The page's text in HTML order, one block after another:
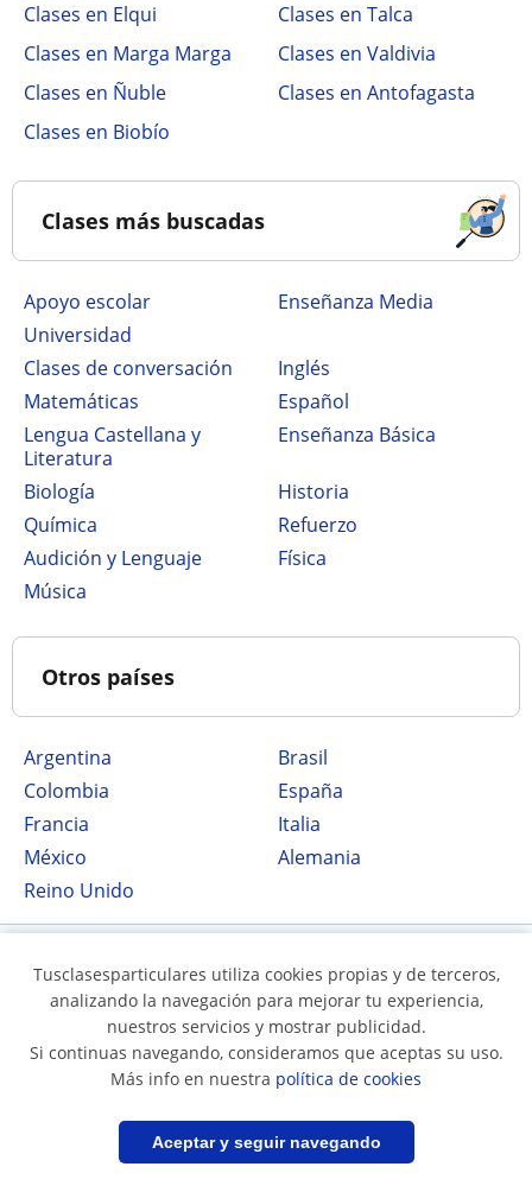
Guardar búsqueda
Clases en Elqui
Clases en Talca
Clases en Marga Marga
Clases en Valdivia
Clases en Ñuble
Clases en Antofagasta
Clases en Biobío
Clases más buscadas
Apoyo escolar
Enseñanza Media
Universidad
Clases de conversación
Inglés
Matemáticas
Español
Lengua Castellana y
Literatura
Enseñanza Básica
Biología
Historia
Química
Refuerzo
Audición y Lenguaje
Física
Música
Otros países
Argentina
Brasil
Colombia
España
Francia
Italia
México
Alemania
Reino Unido
Tusclasesparticulares utiliza cookies propias y de terceros,
analizando la navegación para mejorar tu experiencia,
nuestros servicios y mostrar publicidad.
Si continuas navegando, consideramos que aceptas su uso.
Más info en nuestra política de cookies
Aceptar y seguir navegando